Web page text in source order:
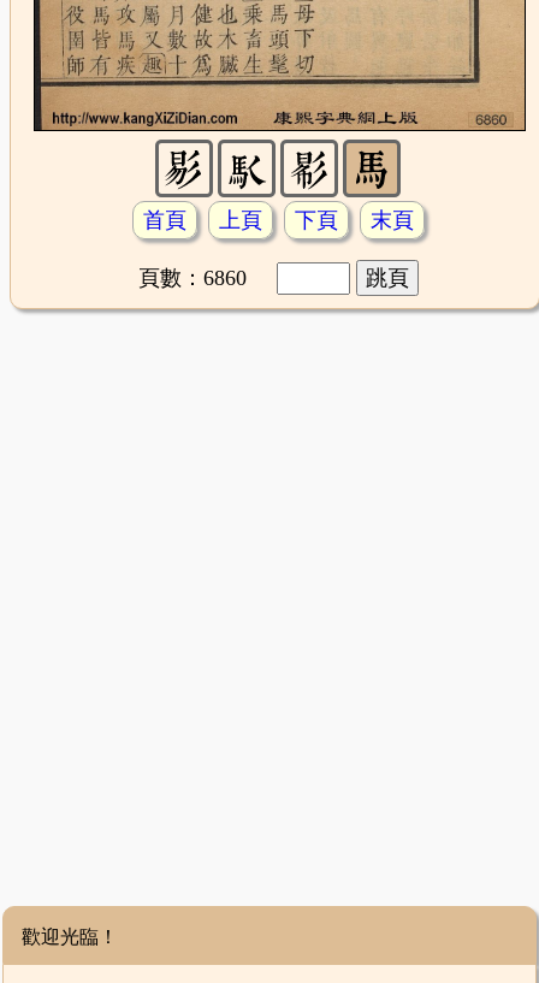
首頁 上頁 下頁 末頁
頁數：6860
歡迎光臨！